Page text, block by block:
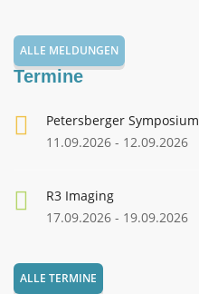
ALLE MELDUNGEN
Termine
Petersberger Symposium
11.09.2026 - 12.09.2026
R3 Imaging
17.09.2026 - 19.09.2026
ALLE TERMINE